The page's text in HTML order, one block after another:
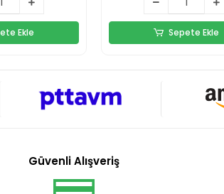
Ekle Sepete Ekle
Güvenli Alışveriş